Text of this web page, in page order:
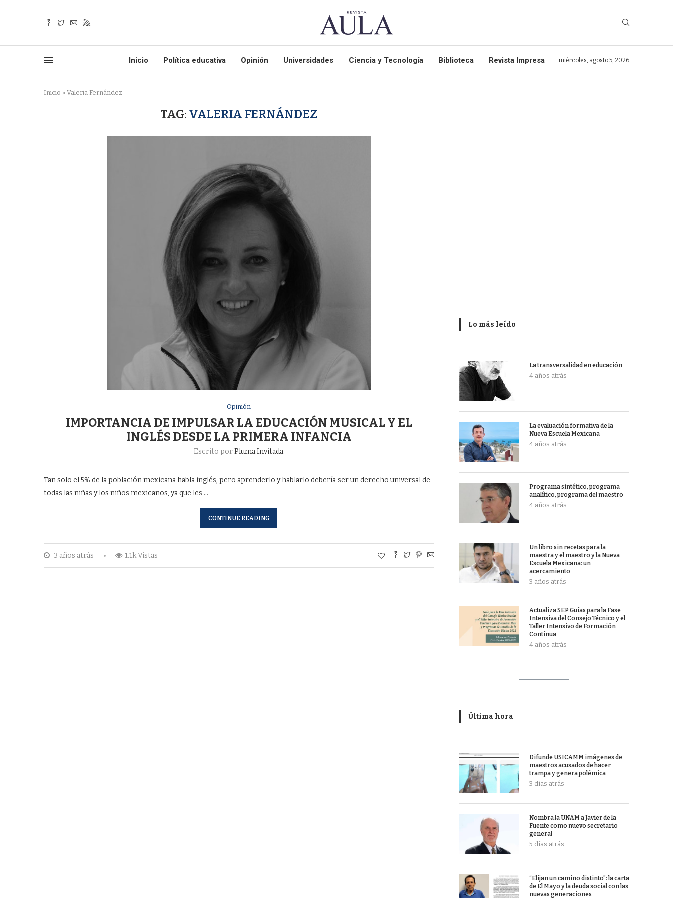
Inicio Política educativa Opinión Universidades Ciencia y Tecnología Biblioteca Revista Impresa miércoles, agosto 5, 2026
Inicio » Valeria Fernández
TAG: VALERIA FERNÁNDEZ
Opinión
IMPORTANCIA DE IMPULSAR LA EDUCACIÓN MUSICAL Y EL
INGLÉS DESDE LA PRIMERA INFANCIA
Escrito porPluma Invitada
Tan solo el 5% de la población mexicana habla inglés, pero aprenderlo y hablarlo debería ser un derecho universal de
todas las niñas y los niños mexicanos, ya que les …
CONTINUE READING
3 años atrás 1.1k Vistas
Lo más leído
La transversalidad en educación
4 años atrás
La evaluación formativa de la
Nueva Escuela Mexicana
4 años atrás
Programa sintético, programa
analítico, programa del maestro
4 años atrás
Un libro sin recetas para la
maestra y el maestro y la Nueva
Escuela Mexicana: un
acercamiento
3 años atrás
Actualiza SEP Guías para la Fase
Intensiva del Consejo Técnico y el
Taller Intensivo de Formación
Contínua
4 años atrás
Última hora
Difunde USICAMM imágenes de
maestros acusados de hacer
trampa y genera polémica
3 días atrás
Nombra la UNAM a Javier de la
Fuente como nuevo secretario
general
5 días atrás
“Elijan un camino distinto”: la carta
de El Mayo y la deuda social con las
nuevas generaciones